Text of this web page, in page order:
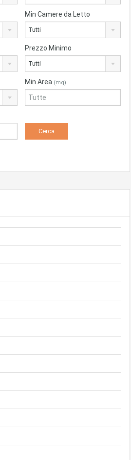
Min Camere da Letto
Tutti
Prezzo Minimo
Tutti
Min Area (mq)